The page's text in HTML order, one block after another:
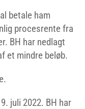
betale ham
procesrente fra
BH har nedlagt
et mindre beløb.
juli 2022. BH har